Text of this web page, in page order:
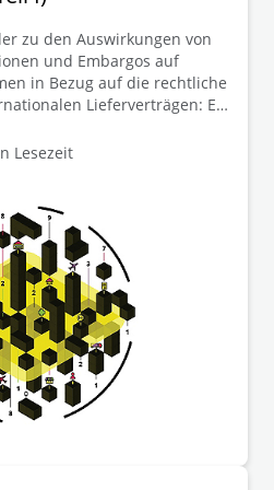
zu den Auswirkungen von
und Embargos auf
in Bezug auf die rechtliche
Lieferverträgen: Ein
Vertragsanpassung
Lesezeit